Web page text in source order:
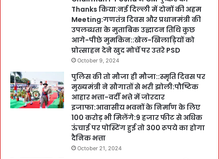
Thanks किया:नई दिल्ली में दोनों की अहम
Meeting:गणतंत्र दिवस और प्रधानमंत्री की
उपलब्धता के मुताबिक उद्घाटन तिथि कुछ
आगे-पीछे मुमकिन::खेल-खिलाड़ियों को
प्रोत्साहन देने खुद मोर्चे पर उतरे PSD
October 9, 2024
पुलिस की तो मौजा ही मौजा::स्मृति दिवस पर
मुख्यमंत्री ने सौगातों से भरी झोली:पौष्टिक
आहार भत्ता-वर्दी भत्ते में जोरदार
इजाफा:आवासीय भवनों के निर्माण के लिए
100 करोड़ भी मिलेंगे:9 हजार फीट से अधिक
ऊंचाई पर पोस्टिंग हुई तो 300 रूपये का होगा
दैनिक भत्ता
October 21, 2024